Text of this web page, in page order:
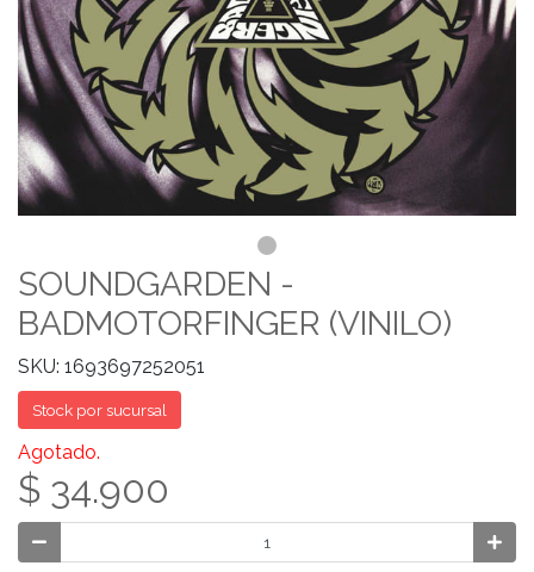
SOUNDGARDEN -
BADMOTORFINGER (VINILO)
SKU: 1693697252051
Stock por sucursal
Agotado.
$ 34.900